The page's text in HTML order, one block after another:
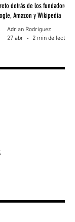
detrás de los fundadores
Amazon y Wikipedia
Adrian Rodriguez
27 abr